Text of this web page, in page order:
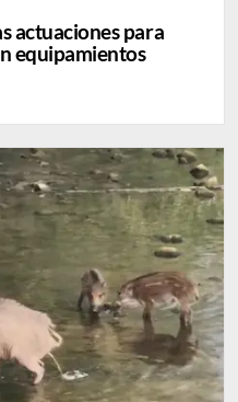
actuaciones para
equipamientos